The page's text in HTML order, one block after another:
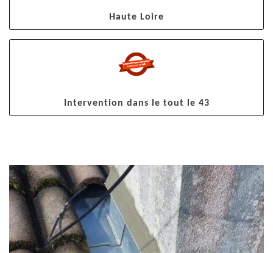
Haute Loire
Intervention dans le tout le 43